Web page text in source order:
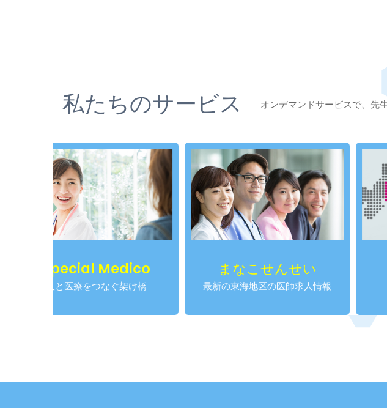
私たちのサービス オンデマンドサービスで、先
Medico
つなぐ架け橋
まなこせんせい
最新の東海地区の医師求人情報 産業医のご紹介